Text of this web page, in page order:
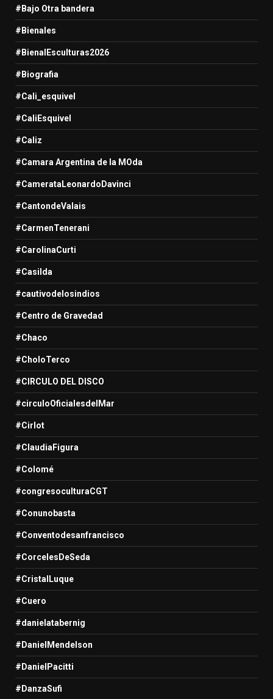
#Bajo Otra bandera
#Bienales
#BienalEsculturas2026
#Biografia
#Cali_esquivel
#CaliEsquivel
#Caliz
#Camara Argentina de la MOda
#CamerataLeonardoDavinci
#CantondeValais
#CarmenTenerani
#CarolinaCurti
#Casilda
#cautivodelosindios
#Centro de Gravedad
#Chaco
#CholoTerco
#CIRCULO DEL DISCO
#circuloOficialesdelMar
#Cirlot
#ClaudiaFigura
#Colomé
#congresoculturaCGT
#Conunobasta
#Conventodesanfrancisco
#CorcelesDeSeda
#CristalLuque
#Cuero
#danielatabernig
#DanielMendelson
#DanielPacitti
#DanzaSufi